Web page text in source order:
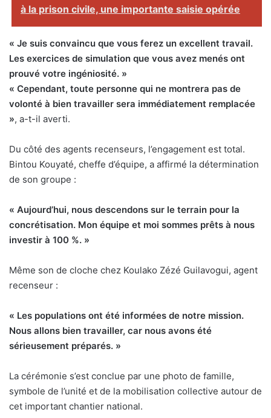
à la prison civile, une importante saisie opérée
« Je suis convaincu que vous ferez un excellent travail.
Les exercices de simulation que vous avez menés ont
prouvé votre ingéniosité. »
« Cependant, toute personne qui ne montrera pas de
volonté à bien travailler sera immédiatement remplacée
», a-t-il averti.
Du côté des agents recenseurs, l’engagement est total.
Bintou Kouyaté, cheffe d’équipe, a affirmé la détermination
de son groupe :
« Aujourd’hui, nous descendons sur le terrain pour la
concrétisation. Mon équipe et moi sommes prêts à nous
investir à 100 %. »
Même son de cloche chez Koulako Zézé Guilavogui, agent
recenseur :
« Les populations ont été informées de notre mission.
Nous allons bien travailler, car nous avons été
sérieusement préparés. »
La cérémonie s’est conclue par une photo de famille,
symbole de l’unité et de la mobilisation collective autour de
cet important chantier national.